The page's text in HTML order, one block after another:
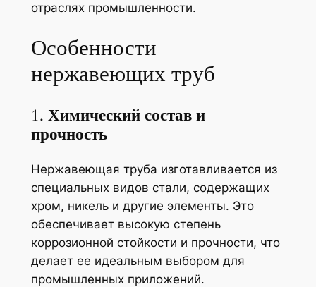
отраслях промышленности.
Особенности
нержавеющих труб
1. Химический состав и
прочность
Нержавеющая труба изготавливается из
специальных видов стали, содержащих
хром, никель и другие элементы. Это
обеспечивает высокую степень
коррозионной стойкости и прочности, что
делает ее идеальным выбором для
промышленных приложений.